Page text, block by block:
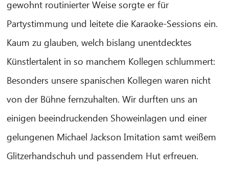
gewohnt routinierter Weise sorgte er für
Partystimmung und leitete die Karaoke-Sessions ein.
Kaum zu glauben, welch bislang unentdecktes
Künstlertalent in so manchem Kollegen schlummert:
Besonders unsere spanischen Kollegen waren nicht
von der Bühne fernzuhalten. Wir durften uns an
einigen beeindruckenden Showeinlagen und einer
gelungenen Michael Jackson Imitation samt weißem
Glitzerhandschuh und passendem Hut erfreuen.